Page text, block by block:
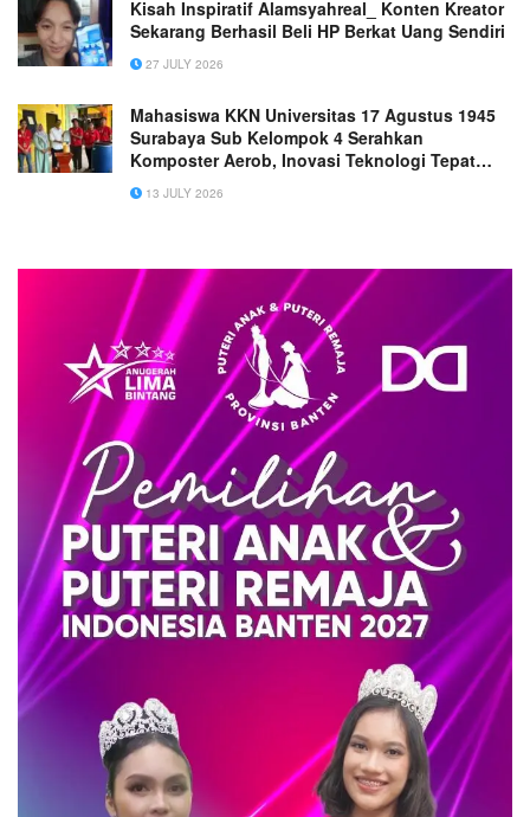
Kisah Inspiratif Alamsyahreal_ Konten Kreator
Sekarang Berhasil Beli HP Berkat Uang Sendiri
27 JULY 2026
Mahasiswa KKN Universitas 17 Agustus 1945
Surabaya Sub Kelompok 4 Serahkan
Komposter Aerob, Inovasi Teknologi Tepat
Guna untuk Desa Raci Kulon.
13 JULY 2026